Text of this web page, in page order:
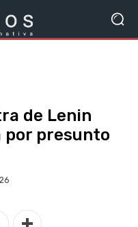
de Lenin
por presunto